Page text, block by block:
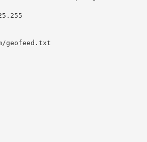
geofeed.txt